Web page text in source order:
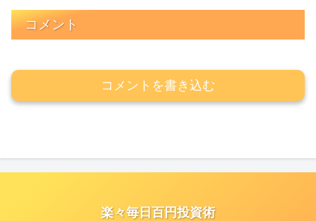
コメント
コメントを書き込む
楽々毎日百円投資術